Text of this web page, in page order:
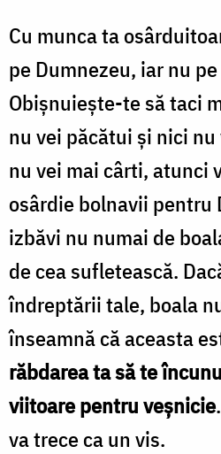
vei
păcătui
/
Foto:
Oana
Cu munca ta
pe Dumnezeu, iar nu
Obișnuiește-te să taci
nu vei păcătui și nici
nu vei mai cârti, atunci
osârdie bolnavii pentru
izbăvi nu numai de
de cea sufletească.
îndreptării tale, boala
înseamnă că aceasta
răbdarea ta să te
viitoare pentru veșnicie
va trece ca un vis.